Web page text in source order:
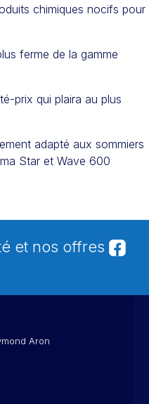
chimiques nocifs pour
ferme de la gamme
prix qui plaira au plus
adapté aux sommiers
Star et Wave 600
et nos offres
Aron